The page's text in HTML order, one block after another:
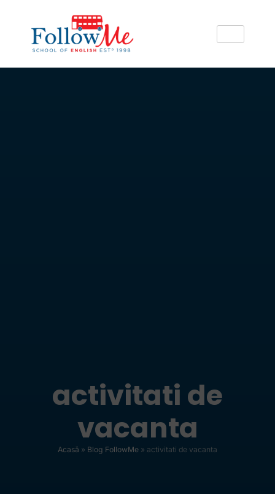
activitati de
vacanta
Acasă » Blog FollowMe » activitati de vacanta